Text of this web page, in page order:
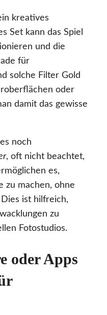
kreatives
Set kann das Spiel
und die
für
solche Filter Gold
oder
damit das gewisse
noch
, oft nicht beachtet,
es,
zu machen, ohne
ist hilfreich,
zu
Fotostudios.
oder Apps